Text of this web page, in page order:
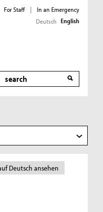
For Staff |
In an Emergency
Deutsch English
Search
Deutsch ansehen